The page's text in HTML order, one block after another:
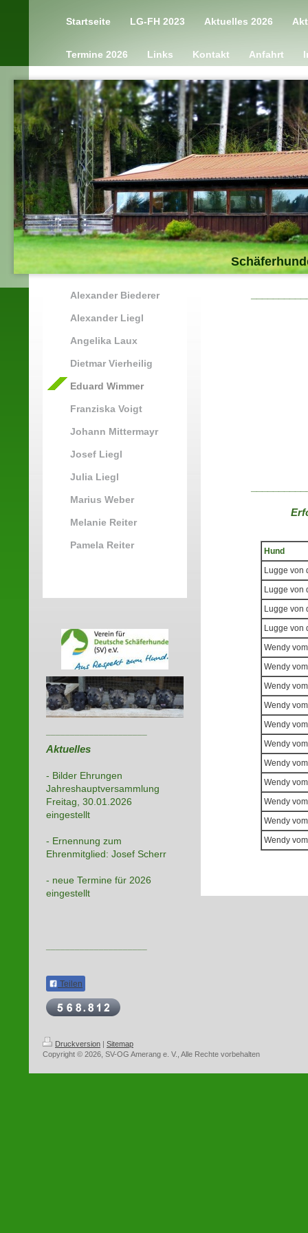
Startseite LG-FH 2023 Aktuelles 2026
Termine 2026 Links Kontakt Anfahrt
Alexander Biederer
Alexander Liegl
Angelika Laux
Dietmar Vierheilig
Eduard Wimmer
Franziska Voigt
Johann Mittermayr
Josef Liegl
Julia Liegl
Marius Weber
Melanie Reiter
Pamela Reiter
Aktuelles
- Bilder Ehrungen
Jahreshauptversammlung
Freitag, 30.01.2026
eingestellt
- Ernennung zum
Ehrenmitglied: Josef Scherr
- neue Termine für 2026
eingestellt
Teilen
Hund
Lugge von
Lugge von
Lugge von
Lugge von
Wendy
Wendy
Wendy
Wendy
Wendy
Wendy
Wendy
Wendy
Wendy
Wendy
Wendy
Druckversion
Sitemap
Copyright © 2026, SV-OG Amerang e. V., Alle Rechte vorbehalten